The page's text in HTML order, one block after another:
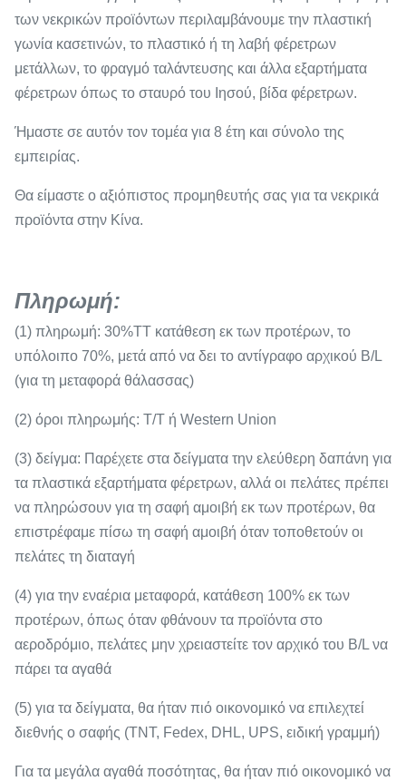
των νεκρικών προϊόντων περιλαμβάνουμε την πλαστική
γωνία κασετινών, το πλαστικό ή τη λαβή φέρετρων
μετάλλων, το φραγμό ταλάντευσης και άλλα εξαρτήματα
φέρετρων όπως το σταυρό του Ιησού, βίδα φέρετρων.
Ήμαστε σε αυτόν τον τομέα για 8 έτη και σύνολο της
εμπειρίας.
Θα είμαστε ο αξιόπιστος προμηθευτής σας για τα νεκρικά
προϊόντα στην Κίνα.
Πληρωμή:
(1) πληρωμή: 30%TT κατάθεση εκ των προτέρων, το
υπόλοιπο 70%, μετά από να δει το αντίγραφο αρχικού B/L
(για τη μεταφορά θάλασσας)
(2) όροι πληρωμής: T/T ή Western Union
(3) δείγμα: Παρέχετε στα δείγματα την ελεύθερη δαπάνη για
τα πλαστικά εξαρτήματα φέρετρων, αλλά οι πελάτες πρέπει
να πληρώσουν για τη σαφή αμοιβή εκ των προτέρων, θα
επιστρέφαμε πίσω τη σαφή αμοιβή όταν τοποθετούν οι
πελάτες τη διαταγή
(4) για την εναέρια μεταφορά, κατάθεση 100% εκ των
προτέρων, όπως όταν φθάνουν τα προϊόντα στο
αεροδρόμιο, πελάτες μην χρειαστείτε τον αρχικό του B/L να
πάρει τα αγαθά
(5) για τα δείγματα, θα ήταν πιό οικονομικό να επιλεχτεί
διεθνής ο σαφής (TNT, Fedex, DHL, UPS, ειδική γραμμή)
Για τα μεγάλα αγαθά ποσότητας, θα ήταν πιό οικονομικό να